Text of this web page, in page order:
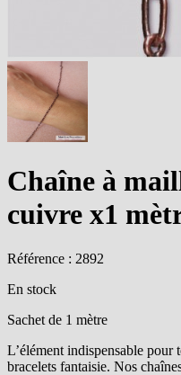
Chaîne à
cuivre x1
Référence : 2892
En stock
Sachet de 1 mètre
L’élément indispensable pour
bracelets fantaisie. Nos